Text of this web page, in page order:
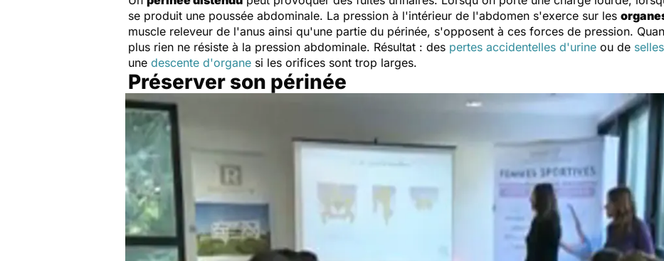
se produit une poussée abdominale. La pression à l'intérieur de l'abdomen s'exerce sur les
muscle releveur de l'anus ainsi qu'une partie du périnée, s'opposent à ces forces de pression.
plus rien ne résiste à la pression abdominale. Résultat : des pertes accidentelles d'urine ou de selles
une descente d'organe si les orifices sont trop larges.
Préserver son périnée